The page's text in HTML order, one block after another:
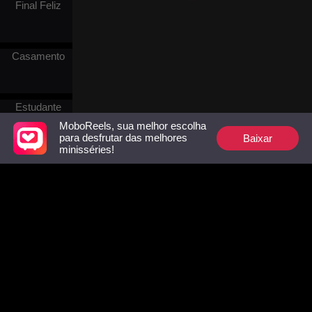
Final Feliz
Casamento
Estudante
Amor
traição do assistente, sendo
consumida por
desespero.
MoboReels, sua melhor escolha
para desfrutar das melhores
minisséries!
Baixar